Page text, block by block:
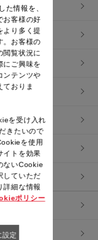
た情報を、
お客様の好
より多く提
。お客様の
閲覧状況に
にご興味を
ンテンツや
ておりま
を受け入れ
きたいので
を使用
イトを効果
ないCookie
していただ
詳細な情報
ポリシー
設定